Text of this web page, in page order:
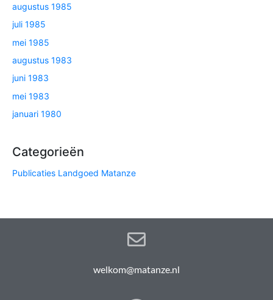
augustus 1985
juli 1985
mei 1985
augustus 1983
juni 1983
mei 1983
januari 1980
Categorieën
Publicaties Landgoed Matanze
welkom@matanze.nl